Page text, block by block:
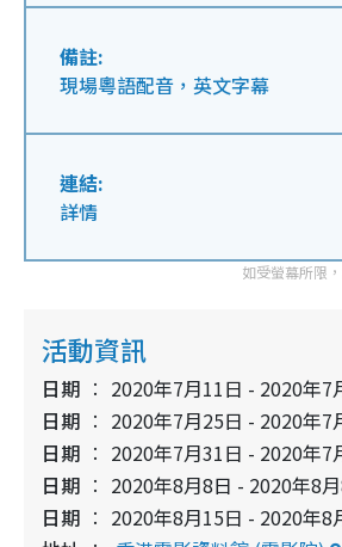
備註:
現場粵語配音，英文字幕
連結:
詳情
活動資訊
日期
2020年7月11日 - 2020年7
日期
2020年7月25日 - 2020年7
日期
2020年7月31日 - 2020年7
日期
2020年8月8日 - 2020年8
日期
2020年8月15日 - 2020年8